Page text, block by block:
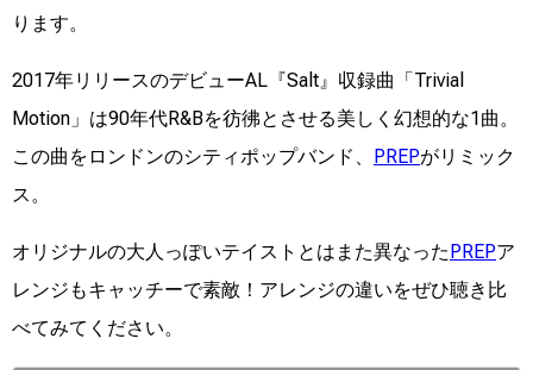
ります。
2017年リリースのデビューAL『Salt』収録曲「Trivial
Motion」は90年代R&Bを彷彿とさせる美しく幻想的な1曲。
この曲をロンドンのシティポップバンド、
PREPがリミック
ス。
オリジナルの大人っぽいテイストとはまた異なった PREPア
レンジもキャッチーで素敵！アレンジの違いをぜひ聴き比
べてみてください。